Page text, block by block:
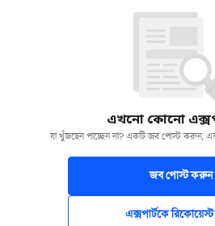
এখনো কোনো
যা খুঁজছেন পাচ্ছেন না? একটি জব পোস্ট করুন,
জব পোস্ট করুন
এক্সপার্টকে